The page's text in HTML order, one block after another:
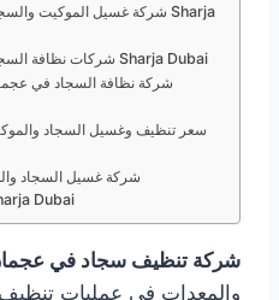
شركات نظافة السجاد 0555241770 Sharja Dubai
شركة غسيل السجاد
Sharja Dubai
شركة تنظيف سجاد في
والمعدات في عمليات تنظيف